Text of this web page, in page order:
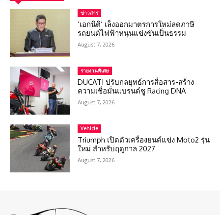
ข่าวสาร
‘เอกนิติ’ เล็งออกมาตรการใหม่ลดภาษี
รถยนต์ไฟฟ้าหนุนแข่งขันเป็นธรรม
August 7, 2026
รายงานพิเศษ
DUCATI ปรับกลยุทธ์การสื่อสาร-สร้าง
ความเชื่อมั่นแบรนด์ชู Racing DNA
August 7, 2026
Vehicle
Triumph เปิดตัวเครื่องยนต์แข่ง Moto2 รุ่น
ใหม่ สำหรับฤดูกาล 2027
August 7, 2026